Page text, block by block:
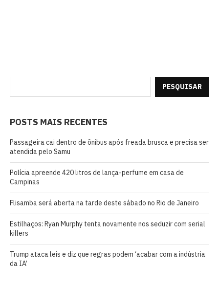
PESQUISAR
POSTS MAIS RECENTES
Passageira cai dentro de ônibus após freada brusca e precisa ser
atendida pelo Samu
Polícia apreende 420 litros de lança-perfume em casa de
Campinas
Flisamba será aberta na tarde deste sábado no Rio de Janeiro
Estilhaços: Ryan Murphy tenta novamente nos seduzir com serial
killers
Trump ataca leis e diz que regras podem ‘acabar com a indústria
da IA’